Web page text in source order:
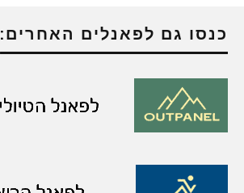
כנסו גם לפאנלים האחרים: